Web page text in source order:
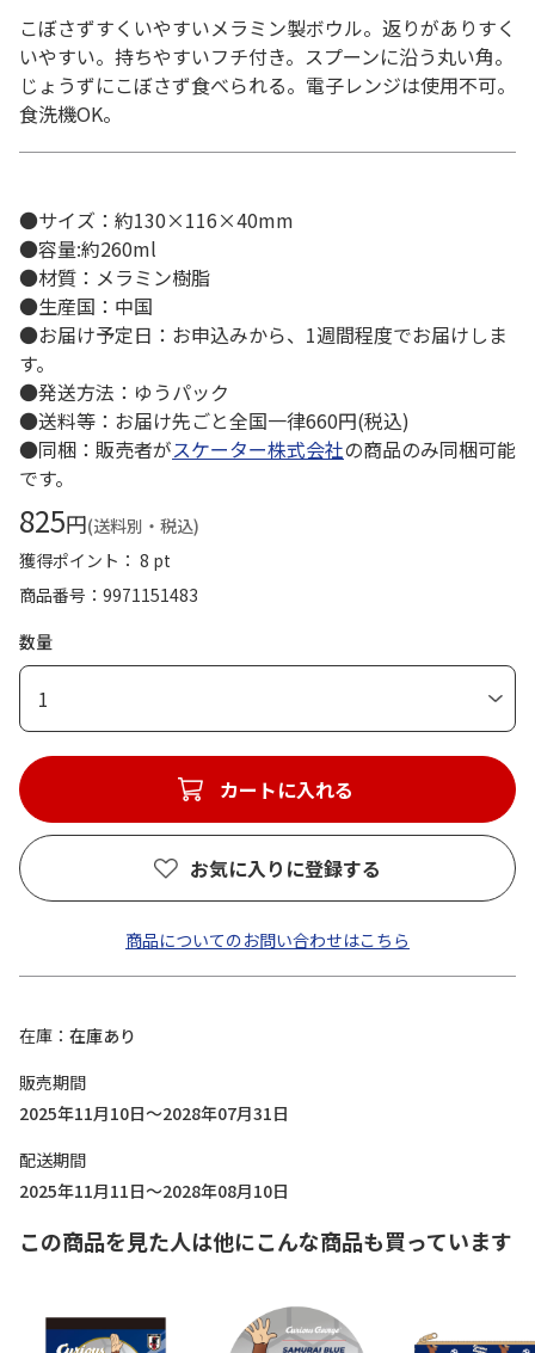
こぼさずすくいやすいメラミン製ボウル。返りがありすく
いやすい。持ちやすいフチ付き。スプーンに沿う丸い角。
じょうずにこぼさず食べられる。電子レンジは使用不可。
食洗機OK。
●サイズ：約130×116×40mm
●容量:約260ml
●材質：メラミン樹脂
●生産国：中国
●お届け予定日：お申込みから、1週間程度でお届けしま
す。
●発送方法：ゆうパック
●送料等：お届け先ごと全国一律660円(税込)
●同梱：販売者がスケーター株式会社の商品のみ同梱可能
です。
825円(送料別・税込)
獲得ポイント： 8 pt
商品番号
9971151483
数量
1
カートに入れる
お気に入りに登録する
商品についてのお問い合わせはこちら
在庫
在庫あり
販売期間
2025年11月10日～2028年07月31日
配送期間
2025年11月11日～2028年08月10日
この商品を見た人は他にこんな商品も買っています